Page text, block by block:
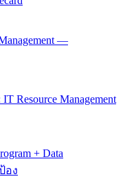
—
Resource Management
+ Data
อง